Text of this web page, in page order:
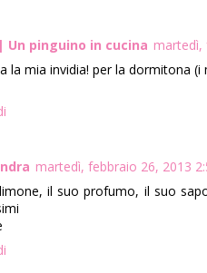
Un pinguino in cucina martedì,
la mia invidia! per la dormitona
martedì, febbraio 26, 2013
il suo profumo, il suo